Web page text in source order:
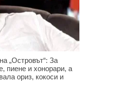
„Островът“: За
пиене и хонорари, а
ориз, кокоси и